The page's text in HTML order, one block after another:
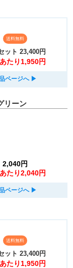
送料無料
ット 23,400円
たり1,950円
ページへ ▶︎
リーン
2,040円
たり2,040円
ページへ ▶︎
送料無料
ット 23,400円
たり1,950円